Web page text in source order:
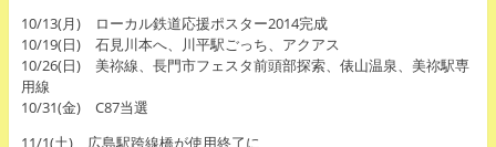
10/13(月) ローカル鉄道応援ポスター2014完成
10/19(日) 石見川本へ、川平駅ごっち、アクアス
10/26(日) 美祢線、長門市フェスタ前頭部探索、俵山温泉、美祢駅専
用線
10/31(金) C87当選
11/1(土) 広島駅跨線橋が使用終了に